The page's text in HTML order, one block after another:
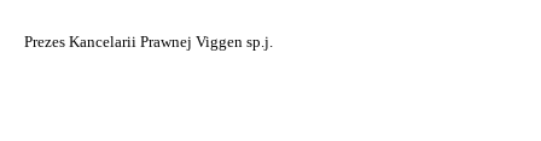
Prezes Kancelarii Prawnej Viggen sp.j.